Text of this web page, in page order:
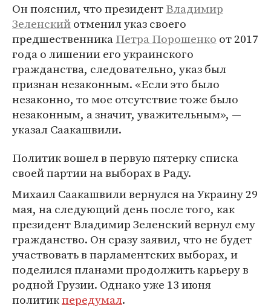
Он пояснил, что президентВладимир
Зеленскийотменил указ своего
предшественникаПетра Порошенко от 2017
года о лишении его украинского
гражданства, следовательно, указ был
признан незаконным. «Если это было
незаконно, то мое отсутствие тоже было
незаконным, а значит, уважительным», —
указал Саакашвили.
Политик вошел в первую пятерку списка
своей партии на выборах в Раду.
Михаил Саакашвили вернулся на Украину 29
мая, на следующий день после того, как
президент Владимир Зеленский вернул ему
гражданство. Он сразу заявил, что не будет
участвовать в парламентских выборах, и
поделился планами продолжить карьеру в
родной Грузии. Однако уже 13 июня
политикпередумал.